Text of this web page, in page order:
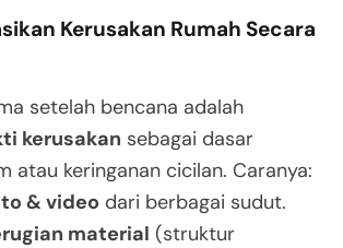
Kerusakan Rumah Secara
setelah bencana adalah
kerusakan sebagai dasar
atau keringanan cicilan. Caranya:
& video dari berbagai sudut.
material (struktur